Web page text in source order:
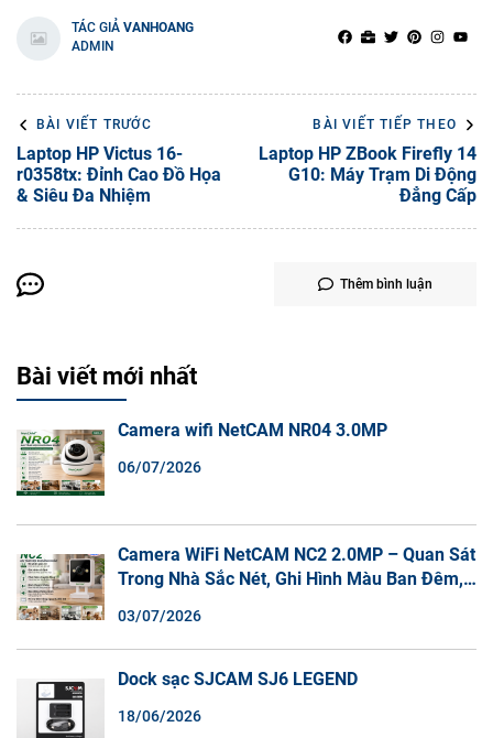
TÁC GIẢ VANHOANG
ADMIN
BÀI VIẾT TRƯỚC
Laptop HP Victus 16-
r0358tx: Đỉnh Cao Đồ Họa
& Siêu Đa Nhiệm
BÀI VIẾT TIẾP THEO
Laptop HP ZBook Firefly 14
G10: Máy Trạm Di Động
Đẳng Cấp
Thêm bình luận
Bài viết mới nhất
Camera wifi NetCAM NR04 3.0MP
06/07/2026
Camera WiFi NetCAM NC2 2.0MP – Quan Sát
Trong Nhà Sắc Nét, Ghi Hình Màu Ban Đêm,
03/07/2026
Dock sạc SJCAM SJ6 LEGEND
18/06/2026